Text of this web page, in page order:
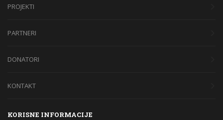
PROJEKTI
PARTNERI
DONATORI
KONTAKT
KORISNE INFORMACIJE